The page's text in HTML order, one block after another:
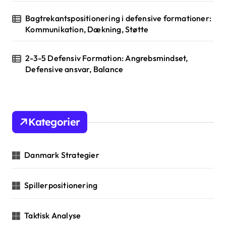
Bagtrekantspositionering i defensive formationer:
Kommunikation, Dækning, Støtte
2-3-5 Defensiv Formation: Angrebsmindset,
Defensive ansvar, Balance
Kategorier
Danmark Strategier
Spillerpositionering
Taktisk Analyse